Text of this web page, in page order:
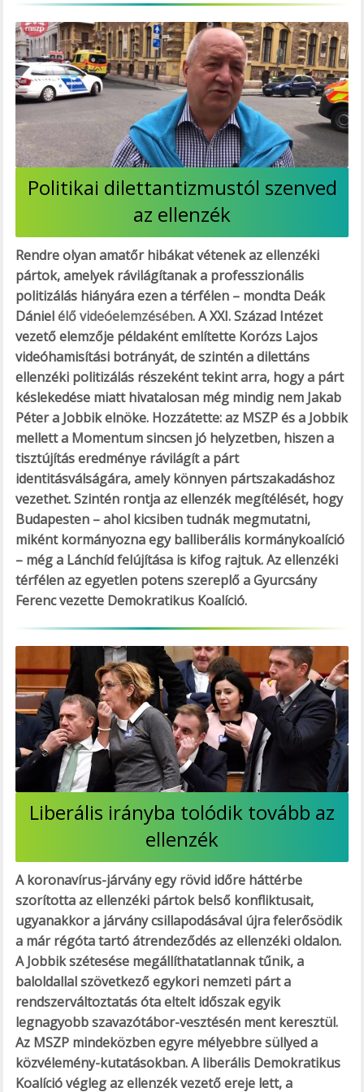
Politikai dilettantizmustól szenved
az ellenzék
Rendre olyan amatőr hibákat vétenek az ellenzéki
pártok, amelyek rávilágítanak a professzionális
politizálás hiányára ezen a térfélen – mondta Deák
Dánielélő videóelemzésében. A XXI. Század Intézet
vezető elemzője példaként említette Korózs Lajos
videóhamisítási botrányát, de szintén a dilettáns
ellenzéki politizálás részeként tekint arra, hogy a párt
késlekedése miatt hivatalosan még mindig nem Jakab
Péter a Jobbik elnöke. Hozzátette: az MSZP és a Jobbik
mellett a Momentum sincsen jó helyzetben, hiszen a
tisztújítás eredménye rávilágít a párt
identitásválságára, amely könnyen pártszakadáshoz
vezethet. Szintén rontja az ellenzék megítélését, hogy
Budapesten – ahol kicsiben tudnák megmutatni,
miként kormányozna egy balliberális kormánykoalíció
– még a Lánchíd felújítása is kifog rajtuk. Az ellenzéki
térfélen az egyetlen potens szereplő a Gyurcsány
Ferenc vezette Demokratikus Koalíció.
Liberális irányba tolódik tovább az
ellenzék
A koronavírus-járvány egy rövid időre háttérbe
szorította az ellenzéki pártok belső konfliktusait,
ugyanakkor a járvány csillapodásával újra felerősödik
a már régóta tartó átrendeződés az ellenzéki oldalon.
A Jobbik szétesése megállíthatatlannak tűnik, a
baloldallal szövetkező egykori nemzeti párt a
rendszerváltoztatás óta eltelt időszak egyik
legnagyobb szavazótábor-vesztésén ment keresztül.
Az MSZP mindeközben egyre mélyebbre süllyed a
közvélemény-kutatásokban. A liberális Demokratikus
Koalíció végleg az ellenzék vezető ereje lett, a